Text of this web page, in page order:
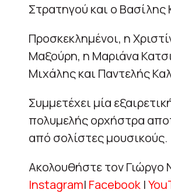
Στρατηγού και ο Βασίλης
Προσκεκλημένοι, η
Μαξούρη, η Μαριάνα
Μιχάλης και Παντελής
Συμμετέχει μία
πολυμελής ορχήστρα
από σολίστες μουσικούς.
Ακολουθήστε τον Γιώργο
Instagram| Facebook |